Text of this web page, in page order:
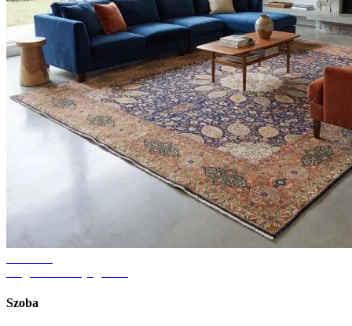
Szoba